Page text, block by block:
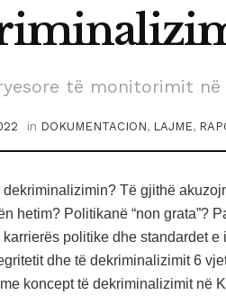
të monitorimit
in DOKUMENTACION, LAJME,
dekriminalizimin? Të gjithë
hetim? Politikanë “non grata”?
karrierës politike dhe standardet
dhe të dekriminalizimit 6
koncept të dekriminalizimit në